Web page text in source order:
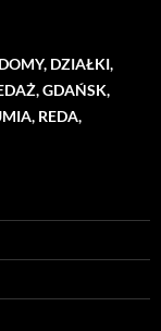
DZIAŁKI,
GDAŃSK,
REDA,